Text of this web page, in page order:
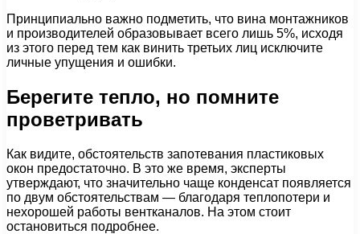
Принципиально важно подметить, что вина монтажников
и производителей образовывает всего лишь 5%, исходя
из этого перед тем как винить третьих лиц исключите
личные упущения и ошибки.
Берегите тепло, но помните
проветривать
Как видите, обстоятельств запотевания пластиковых
окон предостаточно. В это же время, эксперты
утверждают, что значительно чаще конденсат появляется
по двум обстоятельствам — благодаря теплопотери и
нехорошей работы вентканалов. На этом стоит
остановиться подробнее.